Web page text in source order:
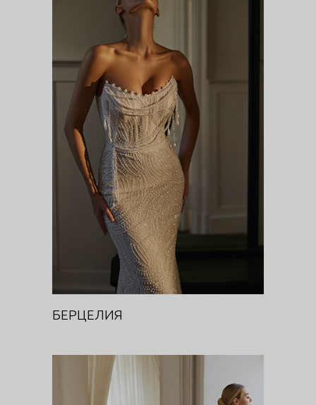
БЕРЦЕЛИЯ
Цветочная феерия
БЕРЦЕЛИЯ